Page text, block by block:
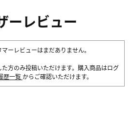
ーレビュー
ーレビューはまだありません。
方のみ投稿いただけます。購入商品はログ
歴一覧 からご確認いただけます。